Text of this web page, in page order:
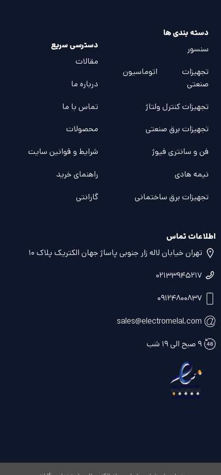
دسته بندی ها
سنسور
تجهیزات اتوماسیون
صنعتی
تجهیزات کنترل ولتاژ
تجهیزات برق صنعتی
فن و سانتری فیوژ
نیمه هادی
تجهیزات برق ساختمانی
دسترسی سریع
مقالات
درباره ما
تماس با ما
محصولات
شرایط و قوانین سایت
راهنمای خرید
گارانتی
اطلاعات تماس
تهران خیابان لاله زار جنوبی پاساژ جهان الکتریک پلاک ۱۰
۰۲۱۳۳۹۴۵۲۱۷
۰۹۱۲۴۸۰۰۸۳۷
sales@electromelal.com